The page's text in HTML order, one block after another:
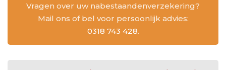
Vragen over uw nabestaandenverzekering?
Mail ons of bel voor persoonlijk advies:
0318 743 428.